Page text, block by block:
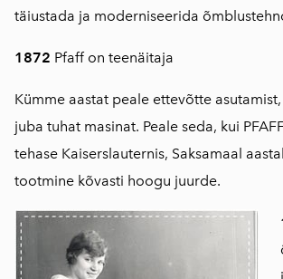
täiustada ja moderniseerida
1872 Pfaff on teenäitaja
Kümme aastat peale ettevõtte
juba tuhat masinat. Peale seda, kui
tehase Kaiserslauternis, Saksamaal
tootmine kõvasti hoogu juurde.